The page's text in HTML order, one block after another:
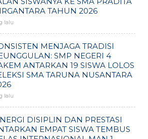
TAHUN 2026
lalu
MENJAGA TRADISI
SMP NEGERI 4
ANTARKAN 19 SISWA LOLOS
SMA TARUNA NUSANTARA
lalu
DISIPLIN DAN PRESTASI
EMPAT SISWA TEMBUS